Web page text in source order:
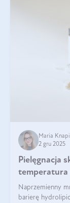
Maria
2 gru 2025
Pielęgnacja
temperatura
Naprzemienny
barierę